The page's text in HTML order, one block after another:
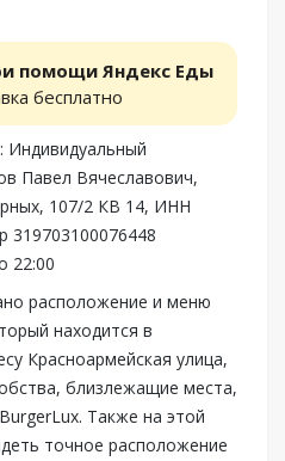
помощи Яндекс Еды
бесплатно
Индивидуальный
Павел Вячеславович,
107/2 КВ 14, ИНН
319703100076448
22:00
расположение и меню
находится в
Красноармейская улица,
близлежащие места,
Также на этой
точное расположение